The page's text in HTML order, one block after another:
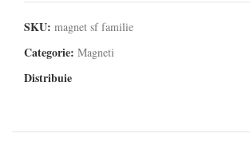
SKU: magnet sf familie
Categorie: Magneti
Distribuie